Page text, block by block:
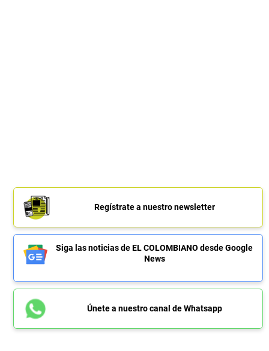
Regístrate a nuestro newsletter
Siga las noticias de EL COLOMBIANO desde Google
News
Únete a nuestro canal de Whatsapp